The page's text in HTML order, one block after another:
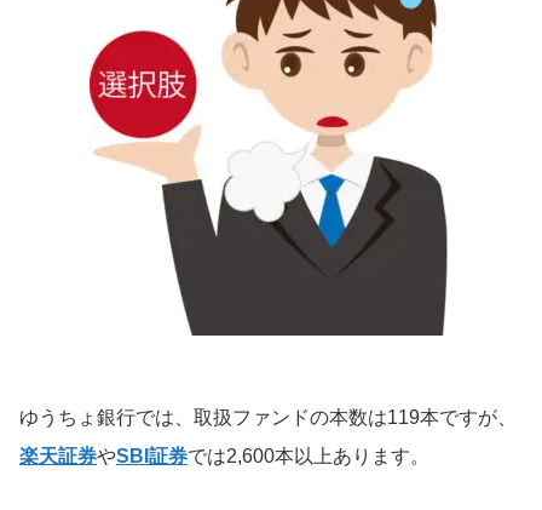
ゆうちょ銀行では、取扱ファンドの本数は119本ですが、
楽天証券やSBI証券では2,600本以上あります。